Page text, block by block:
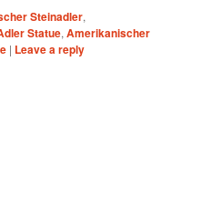
Steinadler,
Statue,Amerikanischer
| Leave a reply